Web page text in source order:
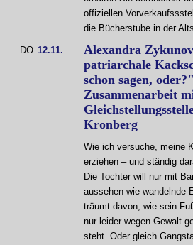
offiziellen
die Bücherstube in der
DO 12.11.
Alexandra
patriarchale
schon sagen,
Zusammenarbeit
Kronberg
Wie ich versuche, meine
erziehen – und ständig
Die Tochter will nur mit
aussehen wie wandelnde
träumt davon, wie sein
nur leider wegen Gewalt
steht. Oder gleich